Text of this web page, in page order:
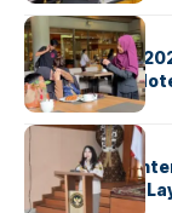
BERITAINDEX
GM For A Day
Operasional
BANDARA BERITA
Karantina
Transparansi